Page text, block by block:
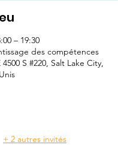
– 19:30
des compétences
S #220, Salt Lake City,
+ 2 autres invités